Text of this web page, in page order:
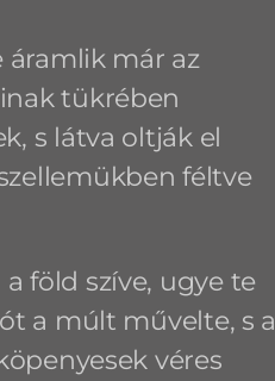
áramlik már az
tükrében
s látva oltják el
féltve
föld szíve, ugye te
a múlt művelte, s a
véres